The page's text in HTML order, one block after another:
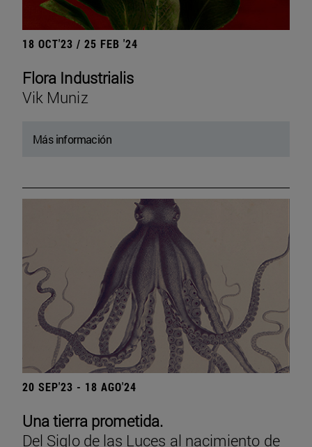
18 OCT'23 / 25 FEB '24
Flora Industrialis
Vik Muniz
Más información
20 SEP'23 - 18 AGO'24
Una tierra prometida.
Del Siglo de las Luces al nacimiento de